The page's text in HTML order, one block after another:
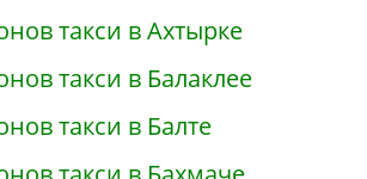
такси в Ахтырке
такси в Балаклее
такси в Балте